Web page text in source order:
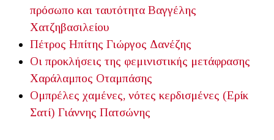
πρόσωπο και ταυτότητα Βαγγέλης
Χατζηβασιλείου
Πέτρος Ηπίτης Γιώργος Δανέζης
Οι προκλήσεις της φεμινιστικής μετάφρασης
Χαράλαμπος Οταμπάσης
Ομπρέλες χαμένες, νότες κερδισμένες (Ερίκ
Σατί) Γιάννης Πατσώνης